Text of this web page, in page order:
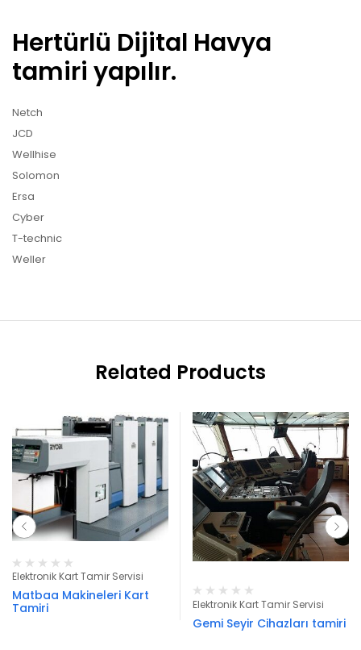
Hertürlü Dijital Havya
tamiri yapılır.
Netch
JCD
Wellhise
Solomon
Ersa
Cyber
T-technic
Weller
Related Products
Elektronik Kart Tamir Servisi
Matbaa Makineleri Kart
Tamiri
Elektronik Kart Tamir Servisi
Gemi Seyir Cihazları tamiri